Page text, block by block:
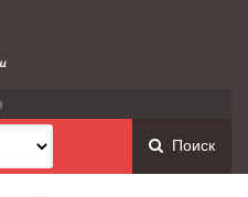
Поиск